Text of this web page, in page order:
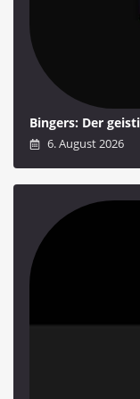
Bingers: Der
6. August 2026